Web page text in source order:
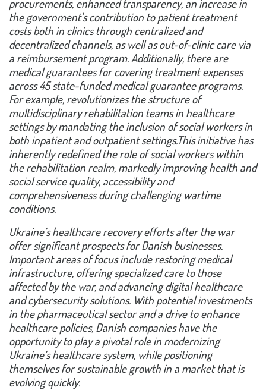
procurements, enhanced transparency, an increase in
the government's contribution to patient treatment
costs both in clinics through centralized and
decentralized channels, as well as out-of-clinic care via
a reimbursement program. Additionally, there are
medical guarantees for covering treatment expenses
across 45 state-funded medical guarantee programs.
For example, revolutionizes the structure of
multidisciplinary rehabilitation teams in healthcare
settings by mandating the inclusion of social workers in
both inpatient and outpatient settings.This initiative has
inherently redefined the role of social workers within
the rehabilitation realm, markedly improving health and
social service quality, accessibility and
comprehensiveness during challenging wartime
conditions.
Ukraine’s healthcare recovery efforts after the war
offer significant prospects for Danish businesses.
Important areas of focus include restoring medical
infrastructure, offering specialized care to those
affected by the war, and advancing digital healthcare
and cybersecurity solutions. With potential investments
in the pharmaceutical sector and a drive to enhance
healthcare policies, Danish companies have the
opportunity to play a pivotal role in modernizing
Ukraine’s healthcare system, while positioning
themselves for sustainable growth in a market that is
evolving quickly.